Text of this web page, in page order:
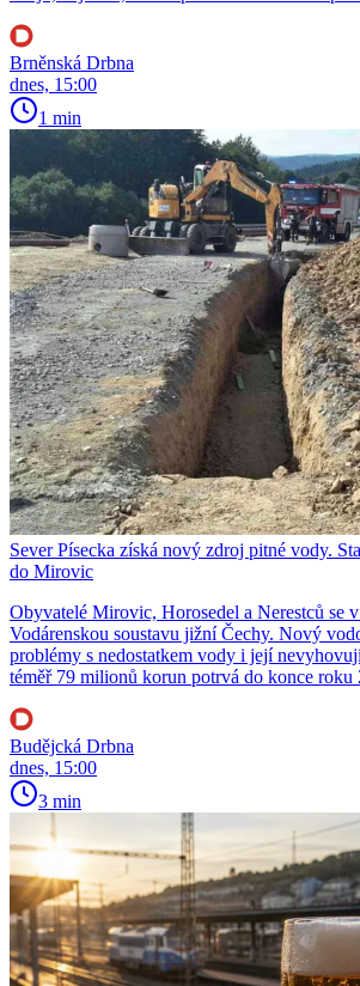
Brněnská Drbna
dnes, 15:00
1 min
Sever Písecka získá nový zdroj pitné vody.
do Mirovic
Obyvatelé Mirovic, Horosedel a Nerestců se
Vodárenskou soustavu jižní Čechy. Nový
problémy s nedostatkem vody i její
téměř 79 milionů korun potrvá do konce roku
Budějcká Drbna
dnes, 15:00
3 min